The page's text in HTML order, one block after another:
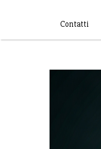
Contatti